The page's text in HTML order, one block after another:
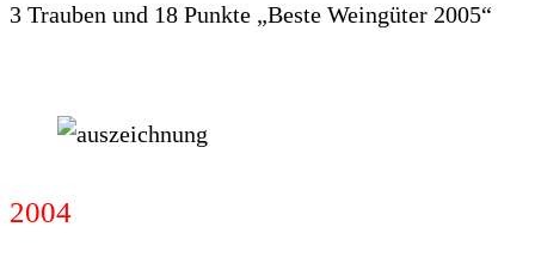
3 Trauben und 18 Punkte „Beste Weingüter 2005“
2004